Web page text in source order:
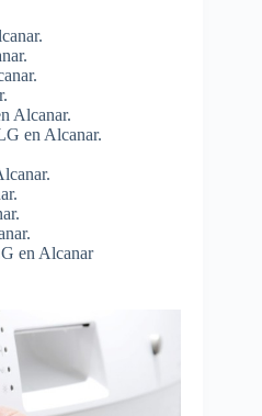
Alcanar.
en Alcanar.
en Alcanar